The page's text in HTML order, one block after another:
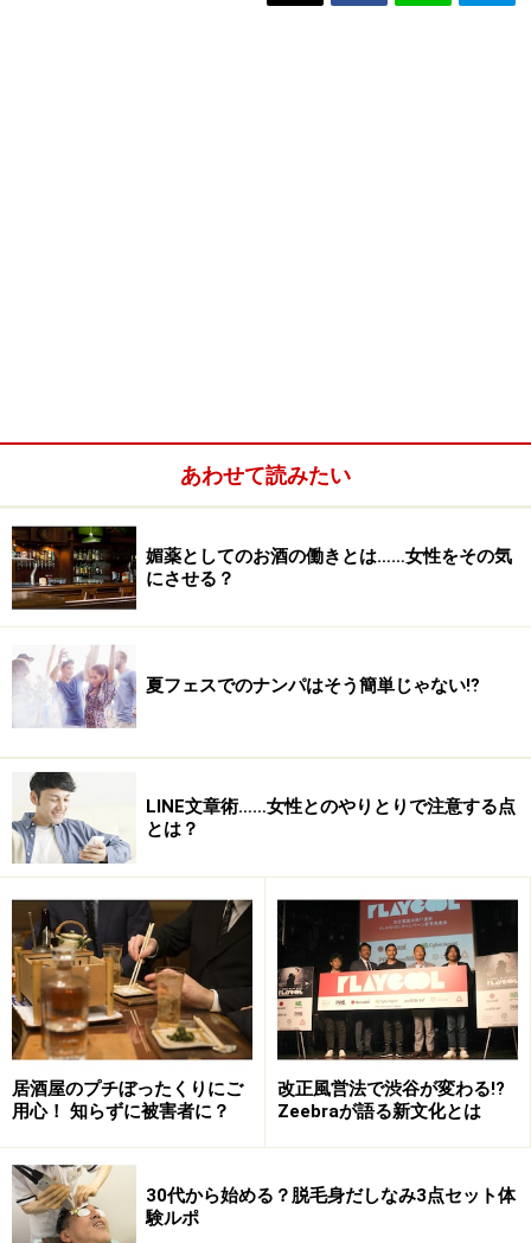
あわせて読みたい
媚薬としてのお酒の働きとは……女性をその気
にさせる？
夏フェスでのナンパはそう簡単じゃない⁉︎
LINE文章術……女性とのやりとりで注意する点
とは？
居酒屋のプチぼったくりにご
用心！ 知らずに被害者に？
改正風営法で渋谷が変わる!?
Zeebraが語る新文化とは
30代から始める？脱毛身だしなみ3点セット体
験ルポ